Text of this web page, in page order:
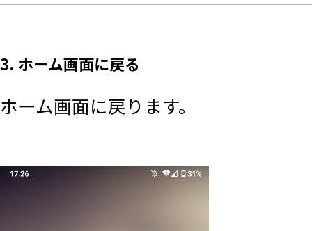
3. ホーム画面に戻る
ホーム画面に戻ります。